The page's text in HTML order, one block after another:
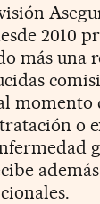
2010
más una
momento
o